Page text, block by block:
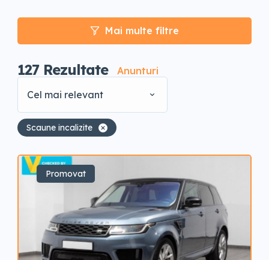
Mai multe filtre
127 Rezultate
Anunturi
Cel mai relevant
Scaune incalizite
Promovat